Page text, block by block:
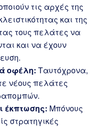
τις αρχές της
και της
τους πελάτες να
και να έχουν
οφέλη: Ταυτόχρονα,
νέους πελάτες
έκπτωσης: Μπόνους
στρατηγικές